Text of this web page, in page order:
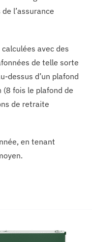
l’assurance
avec des
de telle sorte
dessus d’un plafond
(8 fois le plafond de
de retraite
en tenant